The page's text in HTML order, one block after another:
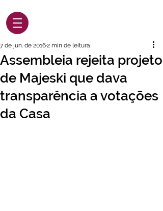
Assembleia rejeita projeto
de Majeski que dava
transparência a votações
da Casa
7 de jun. de 20162 min de leitura